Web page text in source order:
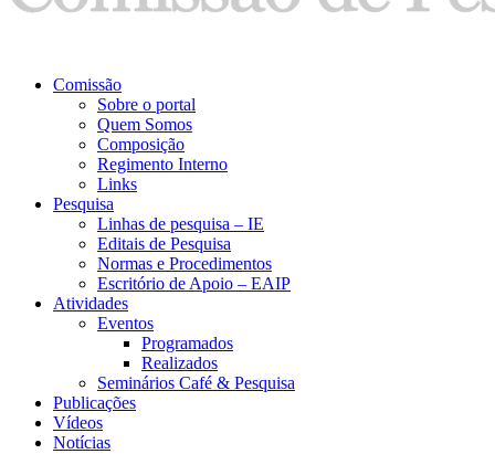
Comissão
Sobre o portal
Quem Somos
Composição
Regimento Interno
Links
Pesquisa
Linhas de pesquisa – IE
Editais de Pesquisa
Normas e Procedimentos
Escritório de Apoio – EAIP
Atividades
Eventos
Programados
Realizados
Seminários Café & Pesquisa
Publicações
Vídeos
Notícias